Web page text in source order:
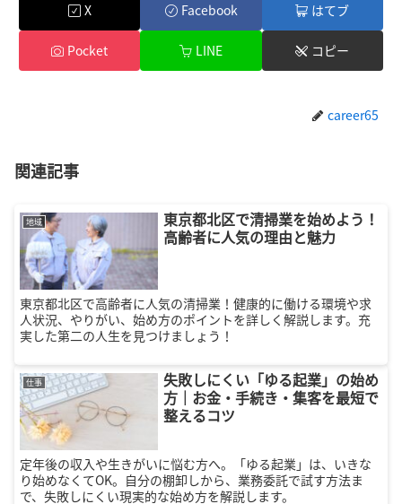
X Facebook はてブ
Pocket LINE コピー
career65
関連記事
地域
東京都北区で清掃業を始めよう！
高齢者に人気の理由と魅力
東京都北区で高齢者に人気の清掃業！健康的に働ける環境や求
人状況、やりがい、始め方のポイントを詳しく解説します。充
実した第二の人生を見つけましょう！
仕事
失敗しにくい「ゆる起業」の始め
方｜お金・手続き・集客を最短で
整えるコツ
定年後の収入や生きがいに悩む方へ。「ゆる起業」は、いきな
り始めなくてOK。自分の棚卸しから、業務委託で試す方法ま
で、失敗しにくい現実的な始め方を解説します。